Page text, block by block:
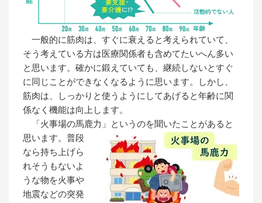
一般的に筋肉は、すぐに衰えると考えられていて、
そう考えている方は医療関係者も含めてたいへん多い
と思います。確かに鍛えていても、継続しないとすぐ
に同じことができなくなるように思います。しかし、
筋肉は、しっかりと使うようにしてあげると年齢に関
係なく機能は向上します。
「火事場の馬鹿力」というのを聞いたことがあると
思います。 普段
なら持ち上げら
れそうもないよ
うな物を火事や
地震などの突発